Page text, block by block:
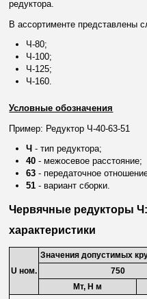
редуктора.
В ассортименте представлены
Ч-80;
Ч-100;
Ч-125;
Ч-160.
Условные обозначения
Пример: Редуктор Ч-40-63-51
Ч - тип редуктора;
40 - межосевое расстояние;
63 - передаточное
51 - вариант сборки.
Червячные редукторы
характеристики
U ном.
Значения допустимых
750
Мт, Н м